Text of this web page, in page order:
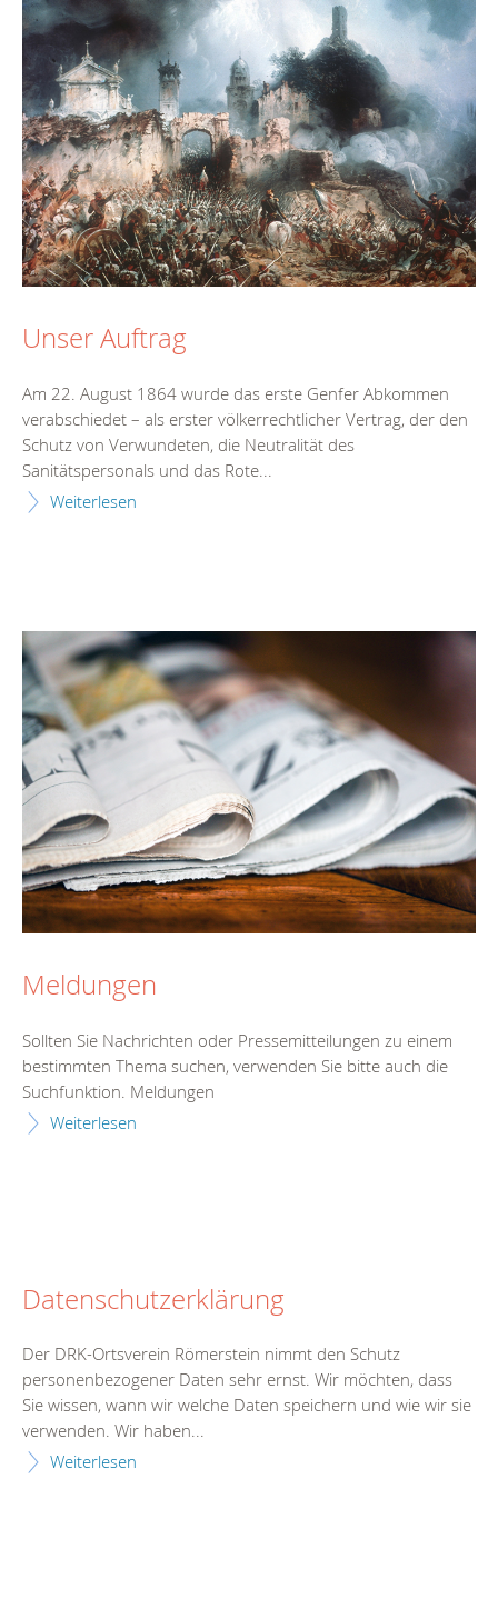
Unser Auftrag
Am 22. August 1864 wurde das erste Genfer Abkommen
verabschiedet – als erster völkerrechtlicher Vertrag, der den
Schutz von Verwundeten, die Neutralität des
Sanitätspersonals und das Rote...
Weiterlesen
Meldungen
Sollten Sie Nachrichten oder Pressemitteilungen zu einem
bestimmten Thema suchen, verwenden Sie bitte auch die
Suchfunktion. Meldungen
Weiterlesen
Datenschutzerklärung
Der DRK-Ortsverein Römerstein nimmt den Schutz
personenbezogener Daten sehr ernst. Wir möchten, dass
Sie wissen, wann wir welche Daten speichern und wie wir sie
verwenden. Wir haben...
Weiterlesen